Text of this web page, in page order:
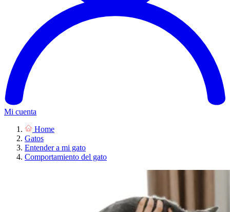
Mi cuenta
Home
Gatos
Entender a mi gato
Comportamiento del gato